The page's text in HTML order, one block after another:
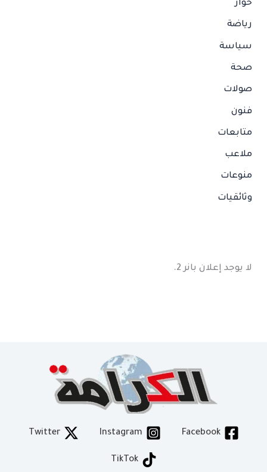
حوار
رياضة
سياسة
صحة
صولات
فنون
متابعات
ملاعب
منوعات
وثائقيات
لا يوجد إعلان بانر 2.
Facebook
Instagram
Twitter
TikTok